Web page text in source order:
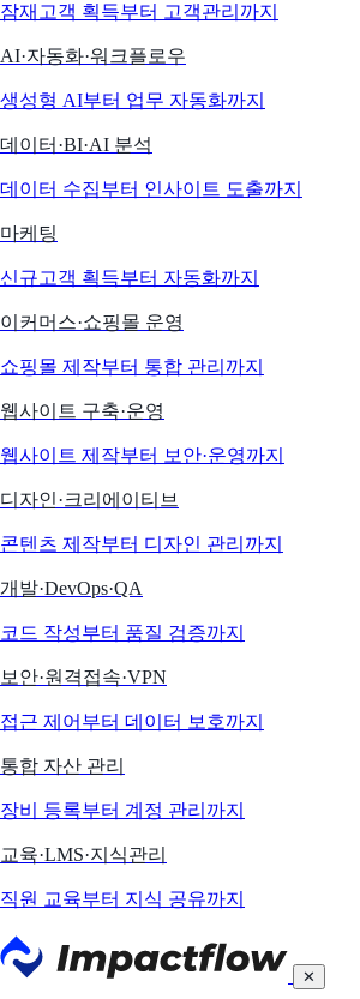
잠재고객 획득부터 고객관리까지
AI·자동화·워크플로우
생성형 AI부터 업무 자동화까지
데이터·BI·AI 분석
데이터 수집부터 인사이트 도출까지
마케팅
신규고객 획득부터 자동화까지
이커머스·쇼핑몰 운영
쇼핑몰 제작부터 통합 관리까지
웹사이트 구축·운영
웹사이트 제작부터 보안·운영까지
디자인·크리에이티브
콘텐츠 제작부터 디자인 관리까지
개발·DevOps·QA
코드 작성부터 품질 검증까지
보안·원격접속·VPN
접근 제어부터 데이터 보호까지
통합 자산 관리
장비 등록부터 계정 관리까지
교육·LMS·지식관리
직원 교육부터 지식 공유까지
✕